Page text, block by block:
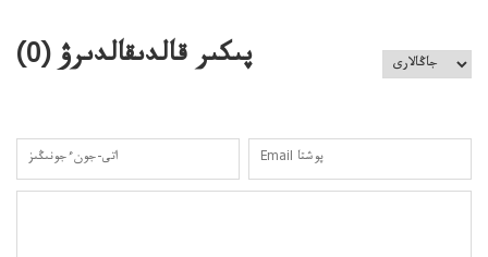
پىكىر قالدىقالدىرۋ (0
)